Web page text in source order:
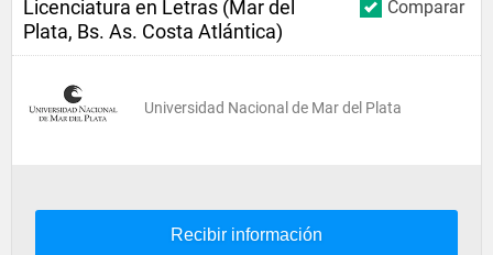
Comparar
Licenciatura en Letras (Mar del
Plata, Bs. As. Costa Atlántica)
Universidad Nacional de Mar del Plata
Recibir información